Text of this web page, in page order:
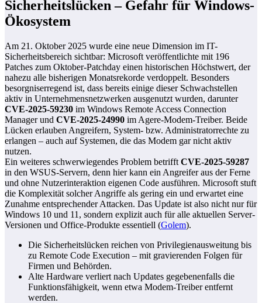
Sicherheitslücken – Gefahr für Windows-
Ökosystem
Am 21. Oktober 2025 wurde eine neue Dimension im IT-
Sicherheitsbereich sichtbar: Microsoft veröffentlichte mit 196
Patches zum Oktober-Patchday einen historischen Höchstwert, der
nahezu alle bisherigen Monatsrekorde verdoppelt. Besonders
besorgniserregend ist, dass bereits einige dieser Schwachstellen
aktiv in Unternehmensnetzwerken ausgenutzt wurden, darunter
CVE-2025-59230 im Windows Remote Access Connection
Manager und CVE-2025-24990 im Agere-Modem-Treiber. Beide
Lücken erlauben Angreifern, System- bzw. Administratorrechte zu
erlangen – auch auf Systemen, die das Modem gar nicht aktiv
nutzen.
Ein weiteres schwerwiegendes Problem betrifft CVE-2025-59287
in den WSUS-Servern, denn hier kann ein Angreifer aus der Ferne
und ohne Nutzerinteraktion eigenen Code ausführen. Microsoft stuft
die Komplexität solcher Angriffe als gering ein und erwartet eine
Zunahme entsprechender Attacken. Das Update ist also nicht nur für
Windows 10 und 11, sondern explizit auch für alle aktuellen Server-
Versionen und Office-Produkte essentiell (Golem).
Die Sicherheitslücken reichen von Privilegienausweitung bis
zu Remote Code Execution – mit gravierenden Folgen für
Firmen und Behörden.
Alte Hardware verliert nach Updates gegebenenfalls die
Funktionsfähigkeit, wenn etwa Modem-Treiber entfernt
werden.